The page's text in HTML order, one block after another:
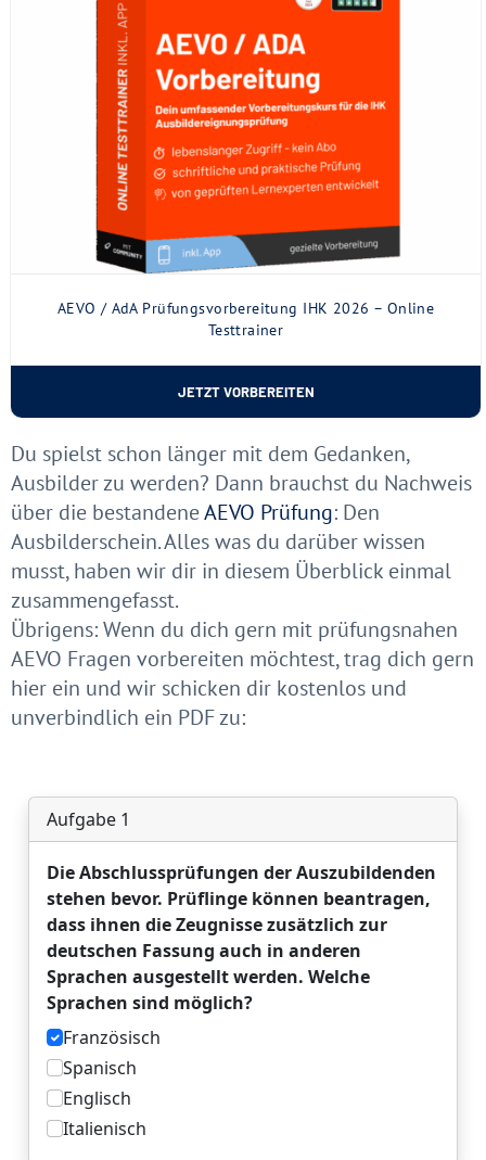
AEVO / AdA Prüfungsvorbereitung IHK 2026 – Online
Testtrainer
JETZT VORBEREITEN
Du spielst schon länger mit dem Gedanken,
Ausbilder zu werden? Dann brauchst du Nachweis
über die bestandeneAEVO Prüfung: Den
Ausbilderschein. Alles was du darüber wissen
musst, haben wir dir in diesem Überblick einmal
zusammengefasst.
Übrigens: Wenn du dich gern mit prüfungsnahen
AEVO Fragen vorbereiten möchtest, trag dich gern
hier ein und wir schicken dir kostenlos und
unverbindlich ein PDF zu: